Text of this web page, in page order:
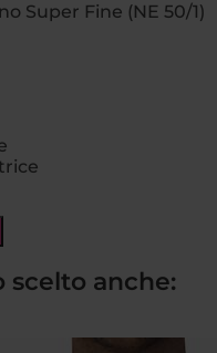
Super Fine (NE 50/1)
scelto anche: